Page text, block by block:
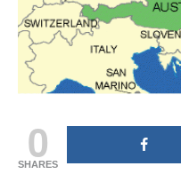
0
SHARES